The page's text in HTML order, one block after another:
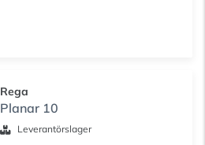
Rega
Planar 10
Leverantörslager